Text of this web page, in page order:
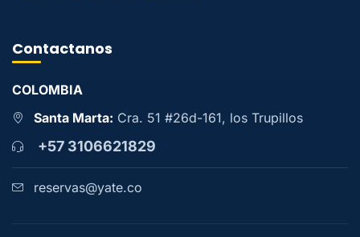
Contactanos
COLOMBIA
Santa Marta: Cra. 51 #26d-161, los Trupillos
+57 3106621829
reservas@yate.co